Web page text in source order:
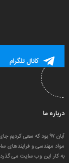
کانال تلگرام
درباره ما
آبان ۹۷ بود که سعی
مواد مهندسی و فرایندهای
به کار این وب سایت می